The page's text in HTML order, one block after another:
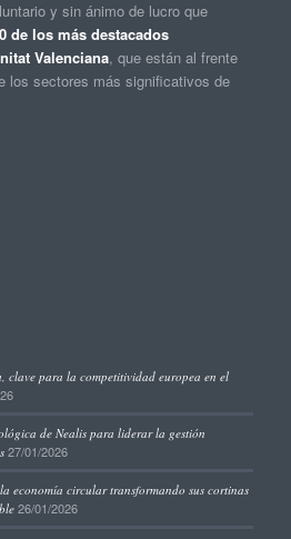
y sin ánimo de lucro que
de los más destacados
Valenciana, que están al frente
los sectores más significativos de
clave para la competitividad europea en el
de Nealis para liderar la gestión
27/01/2026
economía circular transformando sus cortinas
26/01/2026